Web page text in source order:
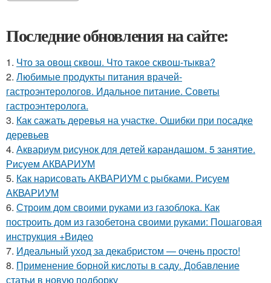
Последние обновления на сайте:
1. Что за овощ сквош. Что такое сквош-тыква?
2. Любимые продукты питания врачей-
гастроэнтерологов. Идальное питание. Советы
гастроэнтеролога.
3. Как сажать деревья на участке. Ошибки при посадке
деревьев
4. Аквариум рисунок для детей карандашом. 5 занятие.
Рисуем АКВАРИУМ
5. Как нарисовать АКВАРИУМ с рыбками. Рисуем
АКВАРИУМ
6. Строим дом своими руками из газоблока. Как
построить дом из газобетона своими руками: Пошаговая
инструкция +Видео
7. Идеальный уход за декабристом — очень просто!
8. Применение борной кислоты в саду. Добавление
статьи в новую подборку